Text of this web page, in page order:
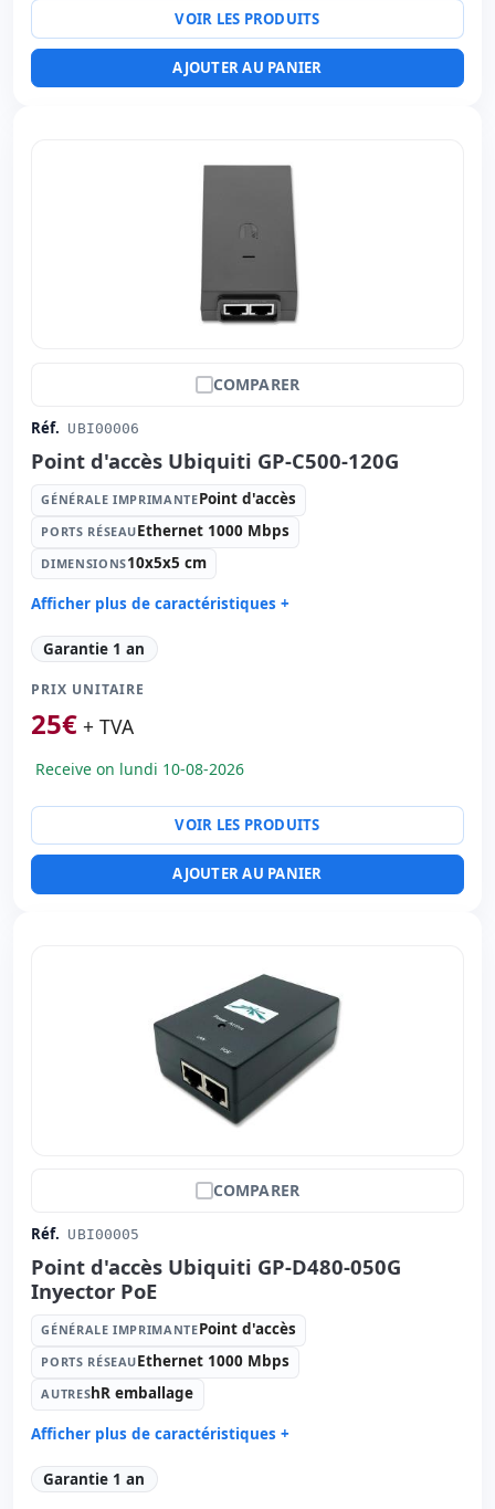
VOIR LES PRODUITS
AJOUTER AU PANIER
COMPARER
Réf. UBI00006
Point d'accès Ubiquiti GP-C500-120G
GÉNÉRALE IMPRIMANTEPoint d'accès
PORTS RÉSEAUEthernet 1000 Mbps
DIMENSIONS10x5x5 cm
Afficher plus de caractéristiques +
Générale imprimante:
Ports réseau: Ethernet 1000 Mbps.
Dimensions:
Poids: 1.00 Kg.
Garantie 1 an
PRIX UNITAIRE
25€ + TVA
Receive on lundi 10-08-2026
VOIR LES PRODUITS
AJOUTER AU PANIER
COMPARER
Réf. UBI00005
Point d'accès Ubiquiti GP-D480-050G
Inyector PoE
GÉNÉRALE IMPRIMANTEPoint d'accès
PORTS RÉSEAUEthernet 1000 Mbps
AUTREShR emballage
Afficher plus de caractéristiques +
Générale imprimante:
Ports réseau: Ethernet 1000 Mbps.
Garantie 1 an